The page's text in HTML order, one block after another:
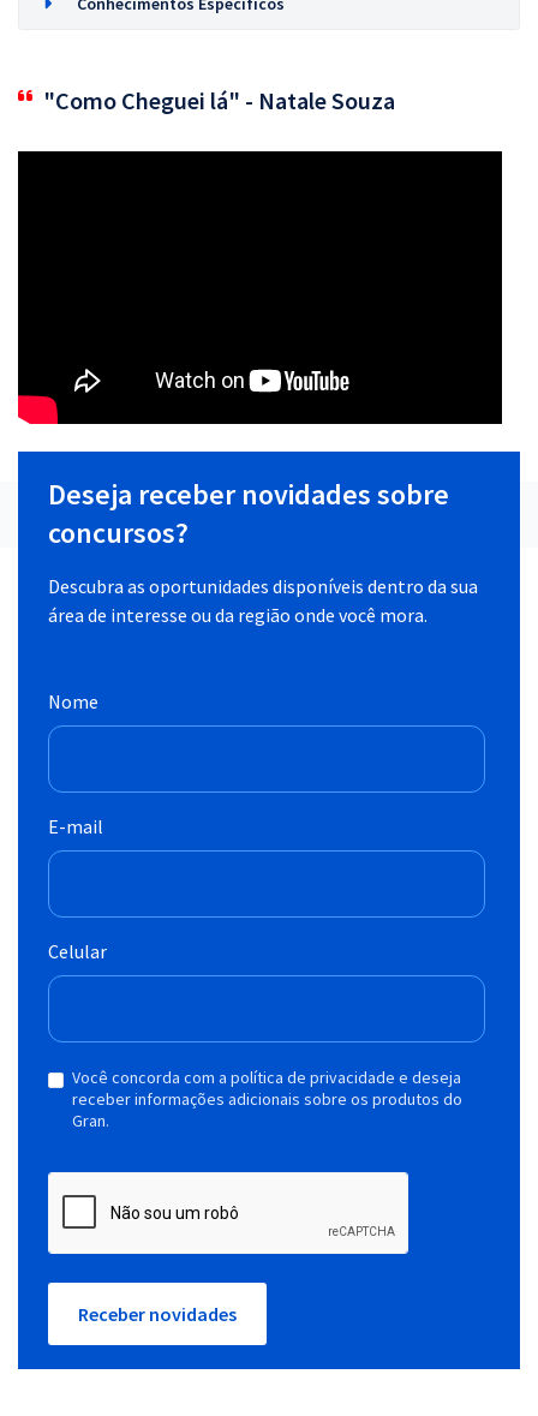
"Como Cheguei lá" - Natale Souza
Deseja receber novidades sobre
concursos?
Descubra as oportunidades disponíveis dentro da sua
área de interesse ou da região onde você mora.
Nome
E-mail
Celular
Você concorda com a política de privacidade e deseja
receber informações adicionais sobre os produtos do
Gran.
Receber novidades